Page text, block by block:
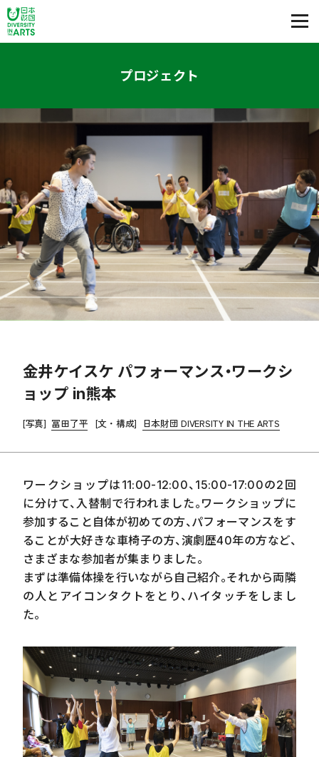
プロジェクト
金井ケイスケ パフォーマンス・ワークシ
ョップ in熊本
[写真] 冨田了平 [文・構成] 日本財団 DIVERSITY IN THE ARTS
ワークショップは11:00-12:00、15:00-17:00の2 回
に分けて、入替制で行われました。ワークショップに
参加すること自体が初めての方、パフォーマンスをす
ることが大好きな車椅子の方、演劇歴40年の方など、
さまざまな参加者が集まりました。
まずは準備体操を行いながら自己紹介。それから両隣
の人とアイコンタクトをとり、ハイタッチをしまし
た。